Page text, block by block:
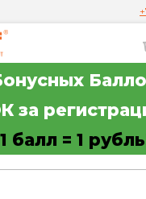
за
1 балл = 1